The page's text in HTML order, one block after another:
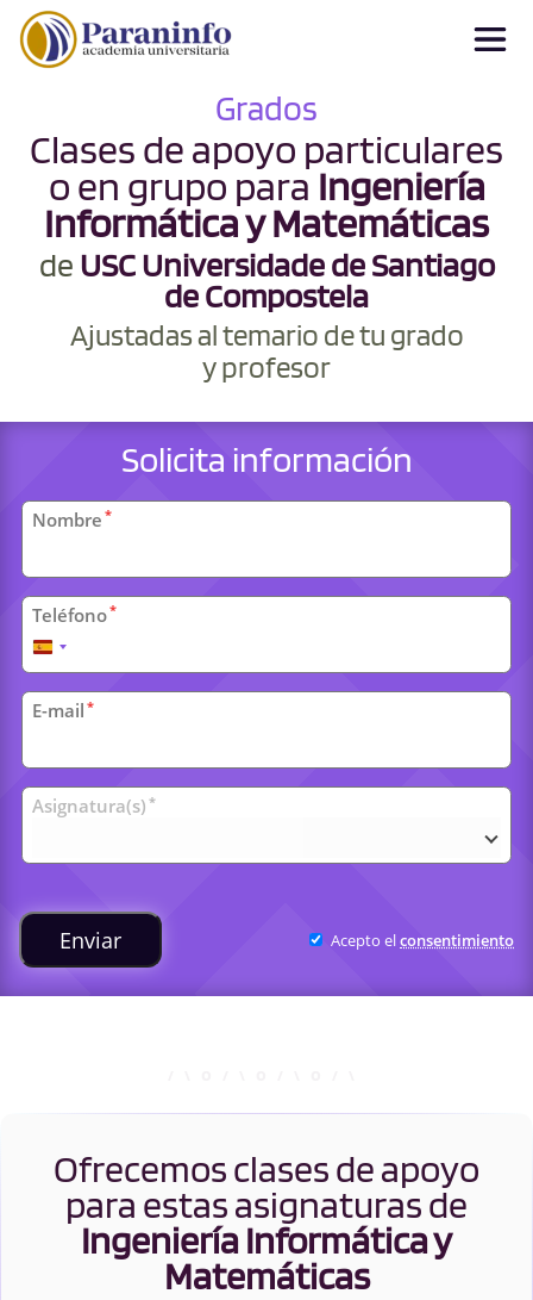
Grados
Clases de apoyo particulares
o en grupo para Ingeniería
Informática y Matemáticas
de USC Universidade de Santiago
de Compostela
Ajustadas al temario de tu grado
y profesor
Solicita información
Datos
personales
Nombre *
Teléfono*
España
+34
E-mail *
Clases
universitarias
Asignatura(s) *
Enviar Acepto elconsentimiento
Ofrecemos clases de apoyo
para estas asignaturas de
Ingeniería Informática y
Matemáticas